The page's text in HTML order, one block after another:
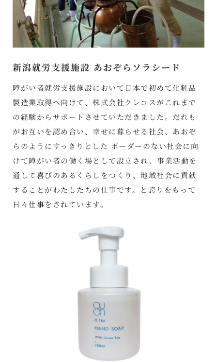
新潟就労支援施設 あおぞらソラシード
障がい者就労支援施設において日本で初めて化粧品
製造業取得へ向けて、株式会社クレコスがこれまで
の経験からサポートさせていただきました。だれも
がお互いを認め合い、幸せに暮らせる社会、あおぞ
らのようにすっきりとした ボーダーのない社会に向
けて障がい者の働く場として設立され、事業活動を
通して喜びのあるくらしをつくり、地域社会に貢献
することがわたしたちの仕事です。と誇りをもって
日々仕事をされています。